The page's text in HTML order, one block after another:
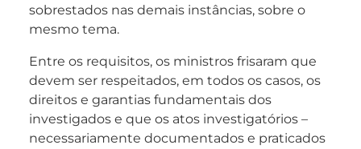
sobrestados nas demais instâncias, sobre o
mesmo tema.
Entre os requisitos, os ministros frisaram que
devem ser respeitados, em todos os casos, os
direitos e garantias fundamentais dos
investigados e que os atos investigatórios –
necessariamente documentados e praticados